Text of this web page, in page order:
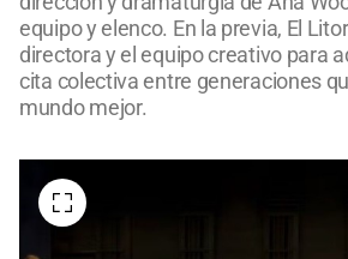
equipo y elenco. En la previa, El
directora y el equipo creativo para
cita colectiva entre generaciones
mundo mejor.